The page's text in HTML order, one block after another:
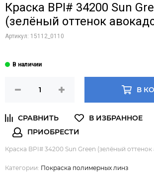
Краска BPI# 34200 Sun
(зелёный оттенок
Артикул: 15112_0110
В
Краска BPI# 34200 Sun Green (зелёный
Категории: Покраска полимерных линз